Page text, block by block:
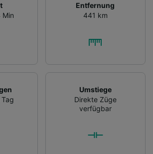
Min
Entfernung
441 km
Umstiege
Direkte Züge
verfügbar